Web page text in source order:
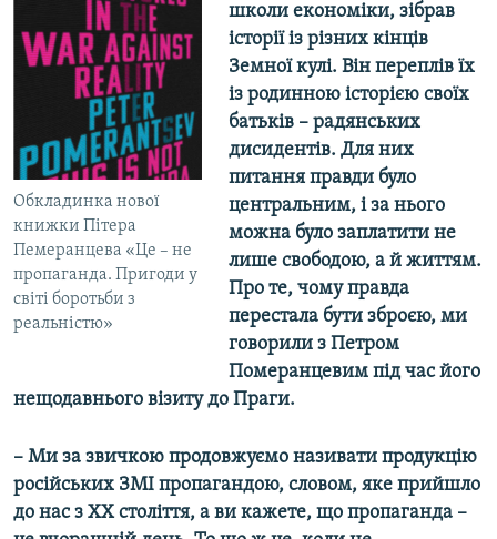
Обкладинка нової
книжки Пітера
Пемеранцева «Це – не
пропаганда. Пригоди у
світі боротьби з
реальністю»
школи економіки, зібрав
історії із різних кінців
Земної кулі. Він переплів їх
із родинною історією своїх
батьків – радянських
дисидентів. Для них
питання правди було
центральним, і за нього
можна було заплатити не
лише свободою, а й життям.
Про те, чому правда
перестала бути зброєю, ми
говорили з Петром
Померанцевим під час його
нещодавнього візиту до Праги.
– Ми за звичкою продовжуємо називати продукцію
російських ЗМІ пропагандою, словом, яке прийшло
до нас з ХХ століття, а ви кажете, що пропаганда –